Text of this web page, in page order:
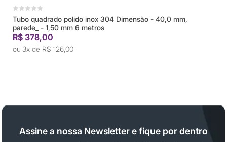
Tubo quadrado polido inox 304 Dimensão - 40,0 mm,
parede_ - 1,50 mm 6 metros
R$ 378,00
3x de R$ 126,00
Assine a nossa Newsletter e fique por dentro